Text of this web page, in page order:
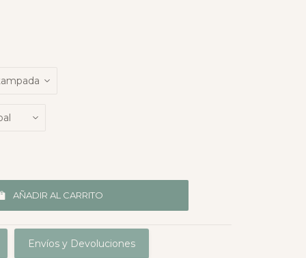
AÑADIR AL CARRITO
Envíos y Devoluciones